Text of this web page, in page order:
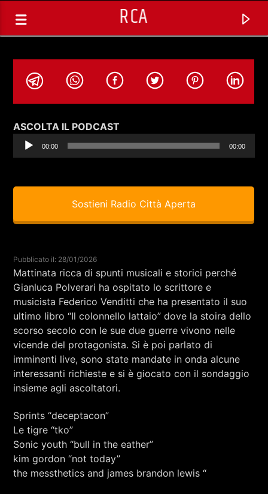
RCA
SPAZIO GESTITO DALLE COMUNITA'
STRANIERE
RCA - Radio città aperta
ASCOLTA IL PODCAST
Player
00:00 00:00
Sostieni Radio Città Aperta
Pubblicato il: 28/01/2026
Mattinata ricca di spunti musicali e storici perché
Gianluca Polverari ha ospitato lo scrittore e
musicista Federico Venditti che ha presentato il suo
ultimo libro “Il colonnello lattaio” dove la stoira dello
scorso secolo con le sue due guerre vivono nelle
vicende del protagonista. Si è poi parlato di
imminenti live, sono state mandate in onda alcune
interessanti richieste e si è giocato con il sondaggio
insieme agli ascoltatori.
Sprints “deceptacon”
Le tigre “tko”
Sonic youth “bull in the eather”
kim gordon “not today”
the messthetics and james brandon lewis “